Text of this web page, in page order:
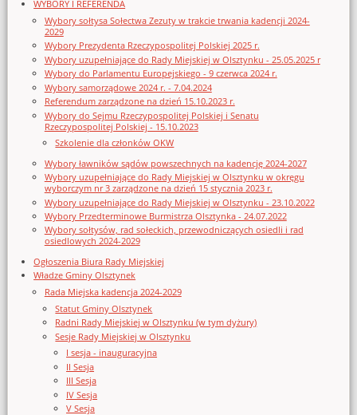
WYBORY I REFERENDA
Wybory sołtysa Sołectwa Zezuty w trakcie trwania kadencji 2024-
2029
Wybory Prezydenta Rzeczypospolitej Polskiej 2025 r.
Wybory uzupełniające do Rady Miejskiej w Olsztynku - 25.05.2025 r
Wybory do Parlamentu Europejskiego - 9 czerwca 2024 r.
Wybory samorządowe 2024 r. - 7.04.2024
Referendum zarządzone na dzień 15.10.2023 r.
Wybory do Sejmu Rzeczypospolitej Polskiej i Senatu
Rzeczypospolitej Polskiej - 15.10.2023
Szkolenie dla członków OKW
Wybory ławników sądów powszechnych na kadencję 2024-2027
Wybory uzupełniające do Rady Miejskiej w Olsztynku w okręgu
wyborczym nr 3 zarządzone na dzień 15 stycznia 2023 r.
Wybory uzupełniające do Rady Miejskiej w Olsztynku - 23.10.2022
Wybory Przedterminowe Burmistrza Olsztynka - 24.07.2022
Wybory sołtysów, rad sołeckich, przewodniczących osiedli i rad
osiedlowych 2024-2029
Ogłoszenia Biura Rady Miejskiej
Władze Gminy Olsztynek
Rada Miejska kadencja 2024-2029
Statut Gminy Olsztynek
Radni Rady Miejskiej w Olsztynku (w tym dyżury)
Sesje Rady Miejskiej w Olsztynku
I sesja - inauguracyjna
II Sesja
III Sesja
IV Sesja
V Sesja